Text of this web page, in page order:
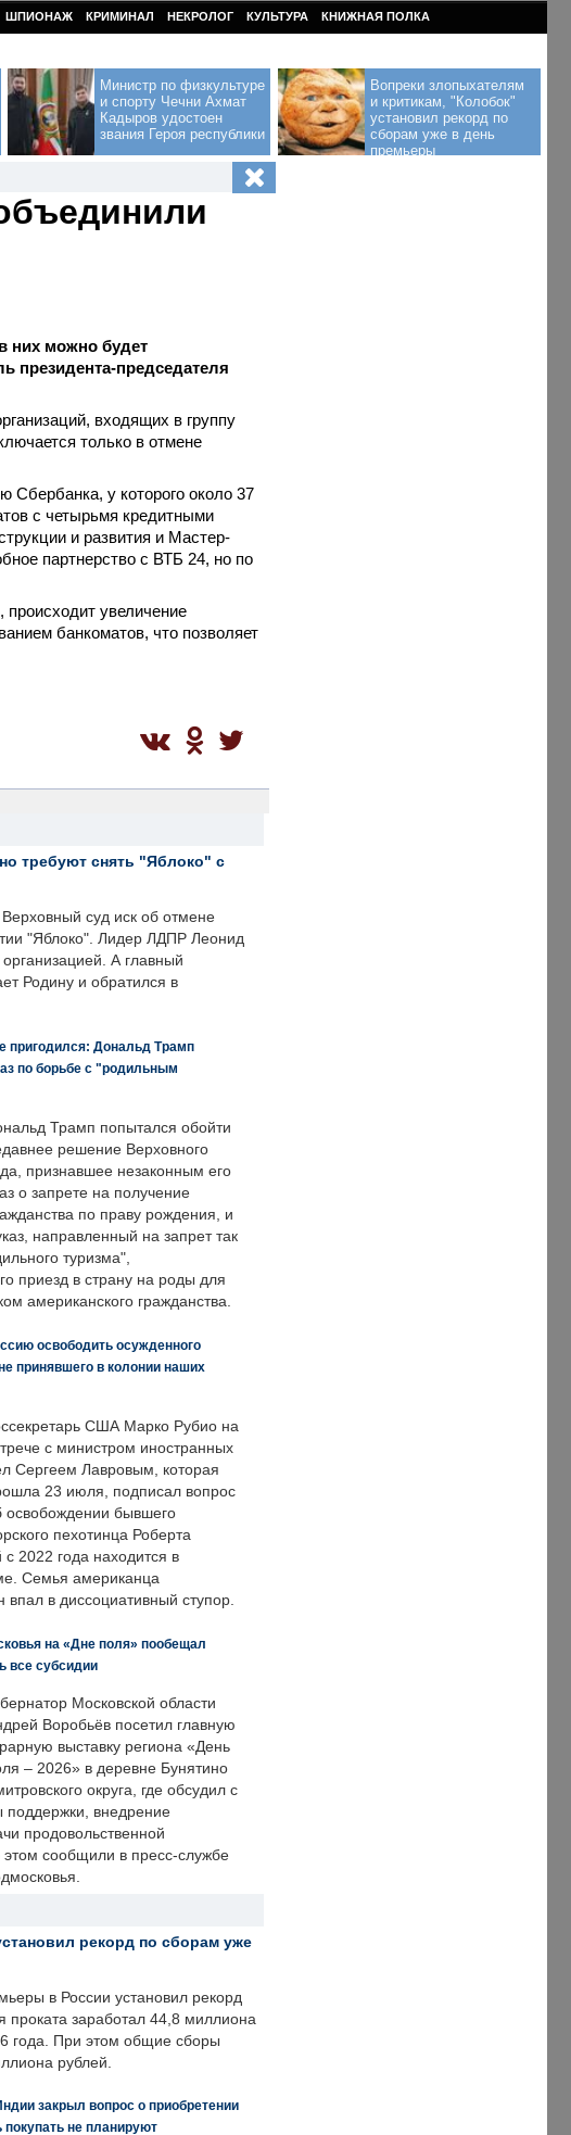
ШПИОНАЖ КРИМИНАЛ НЕКРОЛОГ КУЛЬТУРА КНИЖНАЯ ПОЛКА
Министр по физкультуре
и спорту Чечни Ахмат
Кадыров удостоен
звания Героя республики
Вопреки злопыхателям
и критикам, "Колобок"
установил рекорд по
сборам уже в день
премьеры
них можно будет
президента-председателя
входящих в группу
только в отмене
Сбербанка, у которого около 37
с четырьмя кредитными
и развития и Мастер-
партнерство с ВТБ 24, но по
происходит увеличение
банкоматов, что позволяет
требуют снять "Яблоко" с
суд иск об отмене
"Яблоко". Лидер ЛДПР Леонид
А главный
Родину и обратился в
пригодился: Дональд Трамп
по борьбе с "родильным
Трамп попытался обойти
решение Верховного
признавшее незаконным его
о запрете на получение
по праву рождения, и
направленный на запрет так
туризма",
приезд в страну на роды для
американского гражданства.
освободить осужденного
принявшего в колонии наших
США Марко Рубио на
с министром иностранных
Сергеем Лавровым, которая
23 июля, подписал вопрос
освобождении бывшего
пехотинца Роберта
2022 года находится в
Семья американца
впал в диссоциативный ступор.
на «Дне поля» пообещал
все субсидии
Московской области
Воробьёв посетил главную
выставку региона «День
– 2026» в деревне Бунятино
округа, где обсудил с
внедрение
продовольственной
этом сообщили в пресс-службе
рекорд по сборам уже
в России установил рекорд
проката заработал 44,8 миллиона
года. При этом общие сборы
рублей.
закрыл вопрос о приобретении
покупать не планируют